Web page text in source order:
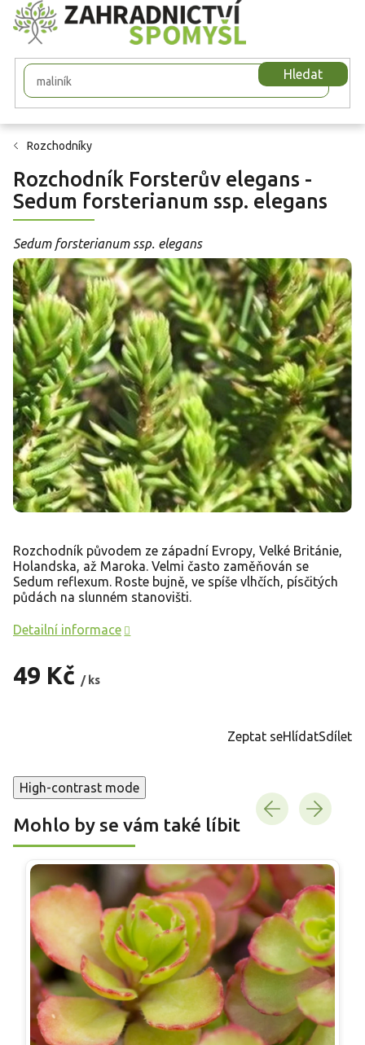
Přejít
na
obsah
Hledat
Rozchodníky
Rozchodník Forsterův elegans -
Sedum forsterianum ssp. elegans
Sedum forsterianum ssp. elegans
49 Kč / ks
Rozchodník původem ze západní Evropy, Velké Británie,
Holandska, až Maroka. Velmi často zaměňován se
Sedum reflexum. Roste bujně, ve spíše vlhčích, písčitých
půdách na slunném stanovišti.
Detailní informace
Zeptat seHlídatSdílet
High-contrast mode
Mohlo by se vám také líbit